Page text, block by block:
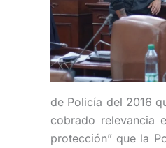
de Policía del 2016
cobrado relevancia
protección” que la